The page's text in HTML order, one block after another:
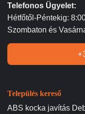
Telefonos Ügyelet:
Hétfőtől-Péntekig:
Szombaton és
Település kereső
ABS kocka javítás